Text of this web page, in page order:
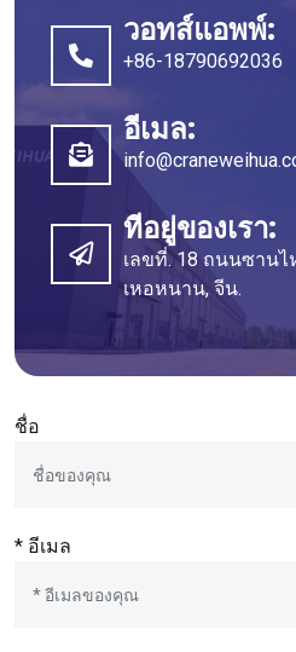
วอทส์แอพพ์:
+86-18790692036
อีเมล:
ที่อยู่ของเรา:
เลขที่. 18 ถนนซาน
เหอหนาน, จีน.
ชื่อ
* อีเมล